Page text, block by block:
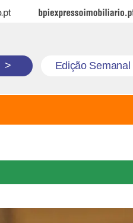
BPI Expresso Imobiliário
> Edição Semanal